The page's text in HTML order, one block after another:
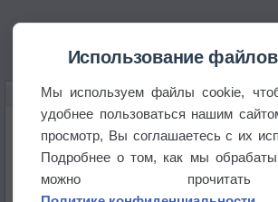
КАРТЫ ПОГОДЫ В АСАХИКАВЕ
Температура
Давление
Осадки
Использование
Мы используем файлы cookie,
удобнее пользоваться нашим
просмотр, Вы соглашаетесь с их
Подробнее о том, как мы
можно